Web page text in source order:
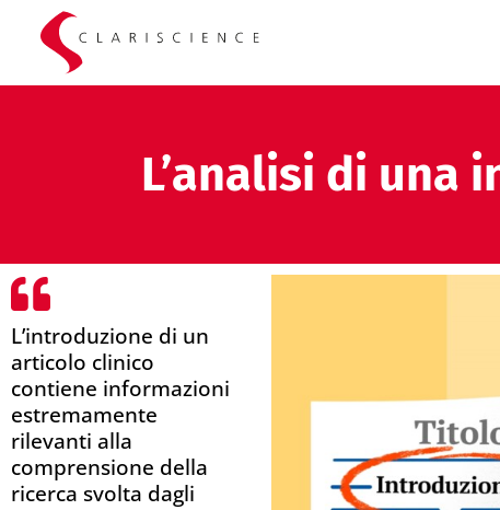
L’analisi di una
L’introduzione di un
articolo clinico
contiene informazioni
estremamente
rilevanti alla
comprensione della
ricerca svolta dagli